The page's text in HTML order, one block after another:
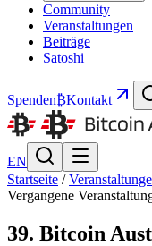
Community
Veranstaltungen
Beiträge
Satoshi
Spenden₿Kontakt
EN
Startseite /
Vergangene
39. Bitcoin